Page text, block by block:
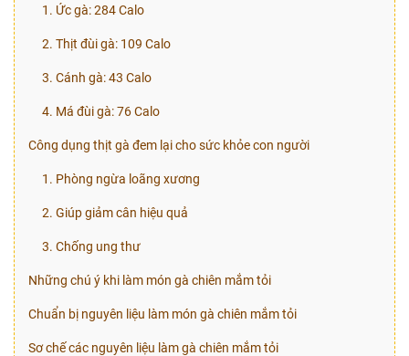
1. Ức gà: 284 Calo
2. Thịt đùi gà: 109 Calo
3. Cánh gà: 43 Calo
4. Má đùi gà: 76 Calo
Công dụng thịt gà đem lại cho sức khỏe con người
1. Phòng ngừa loãng xương
2. Giúp giảm cân hiệu quả
3. Chống ung thư
Những chú ý khi làm món gà chiên mắm tỏi
Chuẩn bị nguyên liệu làm món gà chiên mắm tỏi
Sơ chế các nguyên liệu làm gà chiên mắm tỏi